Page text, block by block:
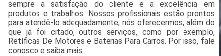
sempre a satisfação do cliente e a excelência em
produtos e trabalhos. Nossos profissionais estão prontos
para atendê-lo adequadamente, nós oferecermos, além do
que já foi citado, outros serviços, como por exemplo,
Retíficas De Motores e Baterias Para Carros. Por isso, fale
conosco e saiba mais.